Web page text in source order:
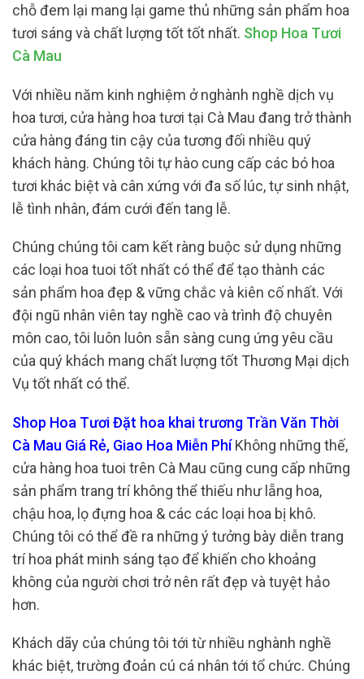
chỗ đem lại mang lại game thủ những sản phẩm hoa
tươi sáng và chất lượng tốt tốt nhất. Shop Hoa Tươi
Cà Mau
Với nhiều năm kinh nghiệm ở nghành nghề dịch vụ
hoa tươi, cửa hàng hoa tươi tại Cà Mau đang trở thành
cửa hàng đáng tin cậy của tương đối nhiều quý
khách hàng. Chúng tôi tự hào cung cấp các bó hoa
tươi khác biệt và cân xứng với đa số lúc, tự sinh nhật,
lễ tình nhân, đám cưới đến tang lễ.
Chúng chúng tôi cam kết ràng buộc sử dụng những
các loại hoa tuoi tốt nhất có thể để tạo thành các
sản phẩm hoa đẹp & vững chắc và kiên cố nhất. Với
đội ngũ nhân viên tay nghề cao và trình độ chuyên
môn cao, tôi luôn luôn sẵn sàng cung ứng yêu cầu
của quý khách mang chất lượng tốt Thương Mại dịch
Vụ tốt nhất có thể.
Shop Hoa Tươi Đặt hoa khai trương Trần Văn Thời
Cà Mau Giá Rẻ, Giao Hoa Miễn PhíKhông những thế,
cửa hàng hoa tuoi trên Cà Mau cũng cung cấp những
sản phẩm trang trí không thể thiếu như lẵng hoa,
chậu hoa, lọ đựng hoa & các các loại hoa bị khô.
Chúng tôi có thể đề ra những ý tưởng bày diễn trang
trí hoa phát minh sáng tạo để khiến cho khoảng
không của người chơi trở nên rất đẹp và tuyệt hảo
hơn.
Khách dãy của chúng tôi tới từ nhiều nghành nghề
khác biệt, trường đoản cú cá nhân tới tổ chức. Chúng